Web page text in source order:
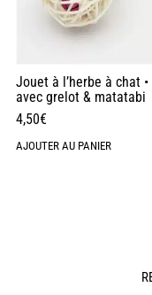
Jouet à l’herbe à chat
avec grelot & matatabi
4,50€
AJOUTER AU PANIER